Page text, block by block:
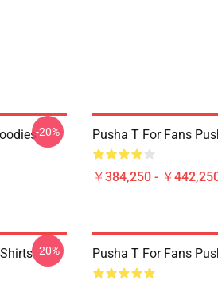
-20% Pusha T For Fans
￥384,250 - ￥
-20% Pusha T For Fans